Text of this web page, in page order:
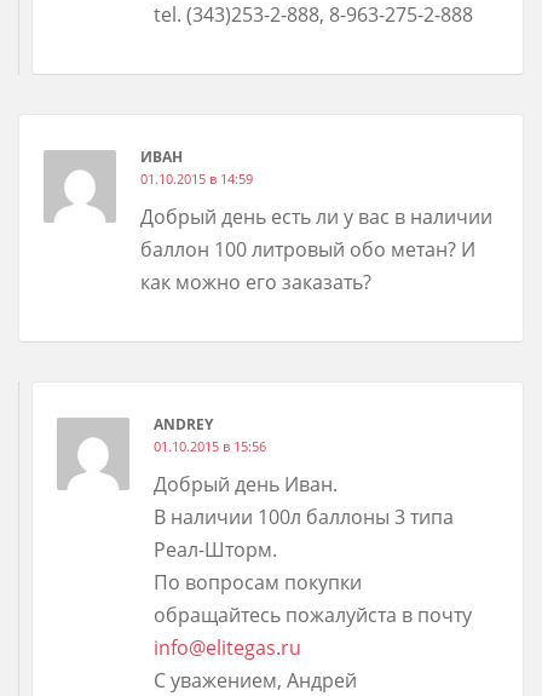
tel. (343)253-2-888, 8-963-275-2-888
ИВАН
01.10.2015 в 14:59
Добрый день есть ли у вас в наличии
баллон 100 литровый обо метан? И
как можно его заказать?
ANDREY
01.10.2015 в 15:56
Добрый день Иван.
В наличии 100л баллоны 3 типа
Реал-Шторм.
По вопросам покупки
обращайтесь пожалуйста в почту
info@elitegas.ru
С уважением, Андрей